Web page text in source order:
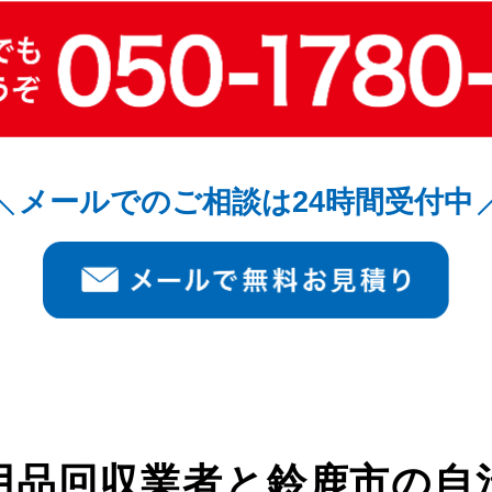
メールでのご相談は24時間受付中